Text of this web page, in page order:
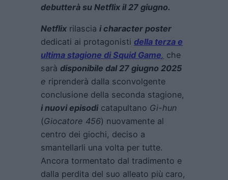
debutterà su Netflix il 27 giugno.
Netflix rilascia i character poster
dedicati ai protagonisti della terza e
ultima stagione di Squid Game, che
sarà disponibile dal 27 giugno 2025
e riprenderà dalla sconvolgente
conclusione della seconda stagione,
i nuovi episodicatapultano Gi-hun
(Giocatore 456) nuovamente al
centro dei giochi, deciso a
smantellarli una volta per tutte.
Ancora tormentato dal tradimento e
dalla perdita del suo alleato più caro,